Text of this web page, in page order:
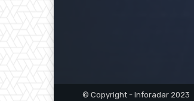
© Copyright - Inforadar 2023